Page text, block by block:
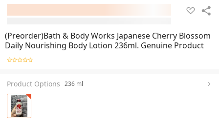
(Preorder)Bath & Body Works Japanese Cherry Blossom
Daily Nourishing Body Lotion 236ml. Genuine Product
Product Options 236 ml